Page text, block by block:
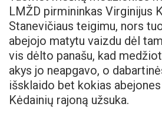
LMŽD pirmininkas Virginijus
Stanevičiaus teigimu, nors
abejojo matytu vaizdu dėl
vis dėlto panašu, kad
akys jo neapgavo, o
išsklaido bet kokias
Kėdainių rajoną užsuka.